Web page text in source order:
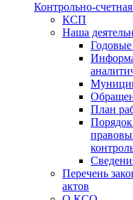
Контрольно-
КСП
Наша
План
Перечень
актов